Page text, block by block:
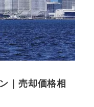
｜売却価格相